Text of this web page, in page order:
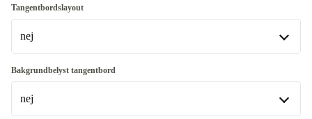
256 GB
Tillgänglig i andra konfigurationer
512 GB
Tangentbordslayout
nej
nej
DE (QWERTZ) +276 kr
Bakgrundbelyst tangentbord
nej